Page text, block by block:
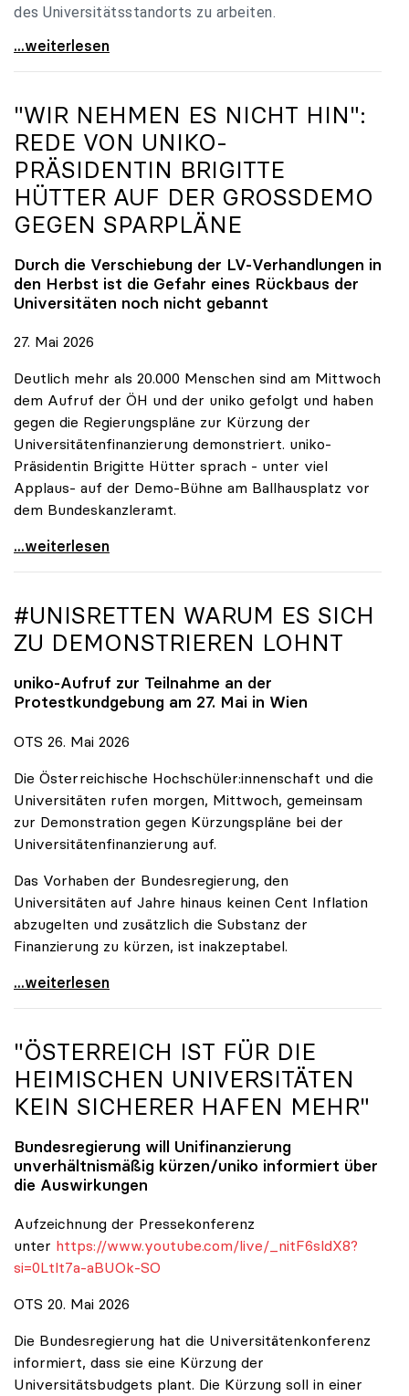
des Universitätsstandorts zu arbeiten.
Holzleitner empfing uniko-Spitze zum Austausch
...weiterlesen
"WIR NEHMEN ES NICHT HIN":
REDE VON UNIKO-
PRÄSIDENTIN BRIGITTE
HÜTTER AUF DER GROSSDEMO G
EGEN SPARPLÄNE
Durch die Verschiebung der LV-Verhandlungen in
den Herbst ist die Gefahr eines Rückbaus der
Universitäten noch nicht gebannt
27. Mai 2026
Deutlich mehr als 20.000 Menschen sind am Mittwoch
dem Aufruf der ÖH und der uniko gefolgt und haben
gegen die Regierungspläne zur Kürzung der
Universitätenfinanzierung demonstriert. uniko-
Präsidentin Brigitte Hütter sprach - unter viel
Applaus- auf der Demo-Bühne am Ballhausplatz vor
dem Bundeskanzleramt.
\"Wir nehmen es nicht hin\": Rede von
...weiterlesen
#UNISRETTEN WARUM ES SICH
ZU DEMONSTRIEREN LOHNT
uniko-Aufruf zur Teilnahme an der
Protestkundgebung am 27. Mai in Wien
OTS 26. Mai 2026
Die Österreichische Hochschüler:innenschaft und die
Universitäten rufen morgen, Mittwoch, gemeinsam
zur Demonstration gegen Kürzungspläne bei der
Universitätenfinanzierung auf.
Das Vorhaben der Bundesregierung, den
Universitäten auf Jahre hinaus keinen Cent Inflation
abzugelten und zusätzlich die Substanz der
Finanzierung zu kürzen, ist inakzeptabel.
#UnisRetten Warum es sich zu demonstrieren lohnt
...weiterlesen
"ÖSTERREICH IST FÜR DIE
HEIMISCHEN UNIVERSITÄTEN
KEIN SICHERER HAFEN MEHR"
Bundesregierung will Unifinanzierung
unverhältnismäßig kürzen/uniko informiert über
die Auswirkungen
Aufzeichnung der Pressekonferenz
unter https://www.youtube.com/live/_nitF6sldX8?
si=0Ltlt7a-aBUOk-SO
OTS 20. Mai 2026
Die Bundesregierung hat die Universitätenkonferenz
informiert, dass sie eine Kürzung der
Universitätsbudgets plant. Die Kürzung soll in einer